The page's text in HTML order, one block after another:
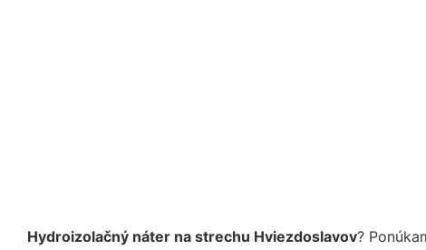
Hydroizolačný náter na strechu Hviezdoslavov?